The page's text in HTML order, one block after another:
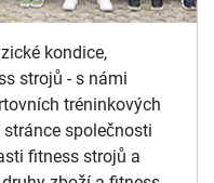
kondice,
strojů - s námi
tréninkových
společnosti
fitness strojů a